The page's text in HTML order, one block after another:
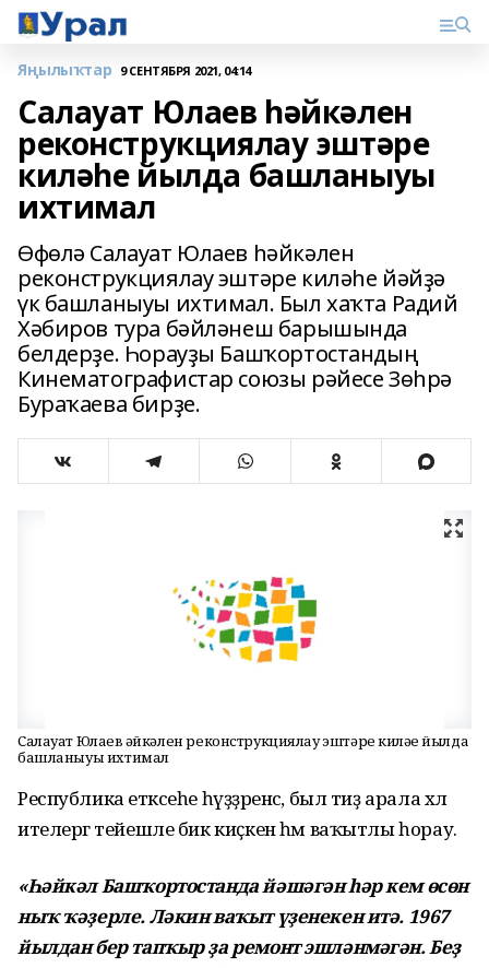
Яңылыҡтар 9 СЕНТЯБРЯ 2021, 04:14
Салауат Юлаев һәйкәлен
реконструкциялау эштәре
киләһе йылда башланыуы
ихтимал
Өфөлә Салауат Юлаев һәйкәлен
реконструкциялау эштәре киләһе йәйҙә
үк башланыуы ихтимал. Был хаҡта Радий
Хәбиров тура бәйләнеш барышында
белдерҙе. Һорауҙы Башҡортостандың
Кинематографистар союзы рәйесе Зөһрә
Бураҡаева бирҙе.
Салауат Юлаев һәйкәлен реконструкциялау эштәре киләһе йылда
башланыуы ихтимал
Республика етәксеһе һүҙҙәренсә, был тиҙ арала хәл
ителергә тейешле бик киҫкен һәм ваҡытлы һорау.
«Һәйкәл Башҡортостанда йәшәгән һәр кем өсөн
ныҡ ҡәҙерле. Ләкин ваҡыт үҙенекен итә. 1967
йылдан бер тапҡыр ҙа ремонт эшләнмәгән. Беҙ